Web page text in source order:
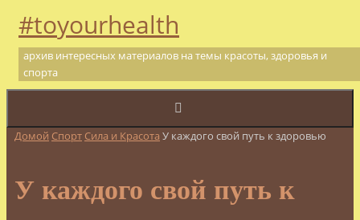
#toyourhealth
архив интересных материалов на темы красоты, здоровья и
спорта
Домой Спорт Сила и Красота У каждого свой путь к здоровью
У каждого свой путь к